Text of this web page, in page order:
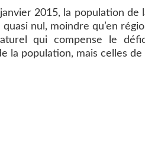
janvier 2015, la population de
nul, moindre qu’en
qui compense le
la population, mais celles